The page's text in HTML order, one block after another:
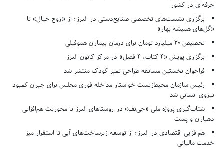
حرفه‌ای در کشور
برگزاری نشست‌های تخصصی صنایع‌دستی در البرز؛ از «روح خیال» تا
«گل‌های همیشه بهار»
تخصیص ۲۰ میلیارد تومان برای درمان بیماران هموفیلی
برگزاری پویش «۴ کتاب، ۴ فصل» در مراکز کانون البرز
فراخوان نخستین مسابقه طراحی تمبر کودک منتشر شد
رئیس سازمان محیط‌زیست خواستار مداخله فوری مجلس برای جبران کمبود
نیروی انسانی شد
شتاب‌گیری پروژه ملی «جی‌نف» در روستاهای البرز با محوریت هم‌افزایی
دهیاران و پست
هم‌افزایی اقتصادی در البرز؛ از توسعه زیرساخت‌های آبی تا استقرار میز
خدمت مالیاتی